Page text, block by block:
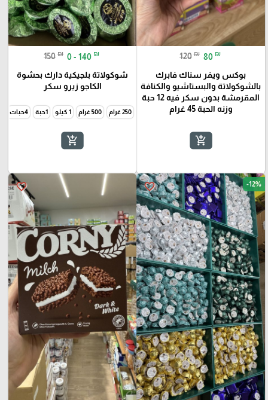
120 ₪ 80 ₪
بوكس ويفر سناك فابرك
بالشوكولاتة والبستاشيو والكنافة
المقرمشة بدون سكر فيه 12 حبة
وزنه الحبة 45 غرام
add_shopping_cart
150 ₪ 0 - 140 ₪
شوكولاتة بلجيكية دارك بحشوة
الكاجو زيرو سكر
250 غرام 500 غرام 1 كيلو 1حبة 4حبات
add_shopping_cart
favorite_border -12%
favorite_border